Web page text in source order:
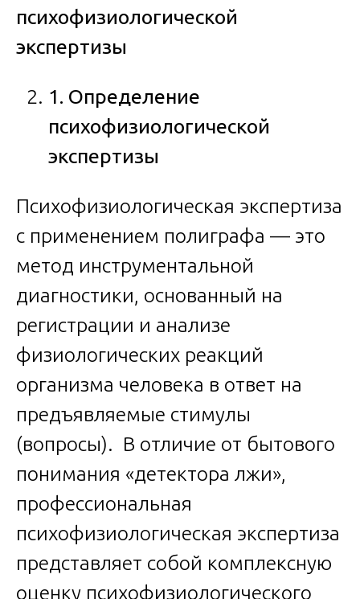
психофизиологической
экспертизы
1. Определение
психофизиологической
экспертизы
Психофизиологическая экспертиза
с применением полиграфа — это
метод инструментальной
диагностики, основанный на
регистрации и анализе
физиологических реакций
организма человека в ответ на
предъявляемые стимулы
(вопросы). В отличие от бытового
понимания «детектора лжи»,
профессиональная
психофизиологическая экспертиза
представляет собой комплексную
оценку психофизиологического